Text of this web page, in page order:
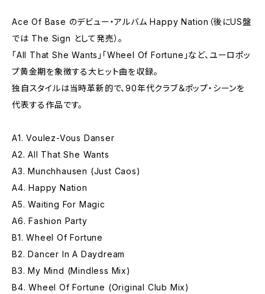
Ace Of Base のデビュー・アルバム Happy Nation（後にUS盤
では The Sign として発売）。
「All That She Wants」「Wheel Of Fortune」など、ユーロポッ
プ黄金期を象徴する大ヒット曲を収録。
独自スタイルは当時革新的で、90年代クラブ＆ポップ・シーンを
代表する作品です。
A1. Voulez-Vous Danser
A2. All That She Wants
A3. Munchhausen (Just Caos)
A4. Happy Nation
A5. Waiting For Magic
A6. Fashion Party
B1. Wheel Of Fortune
B2. Dancer In A Daydream
B3. My Mind (Mindless Mix)
B4. Wheel Of Fortune (Original Club Mix)